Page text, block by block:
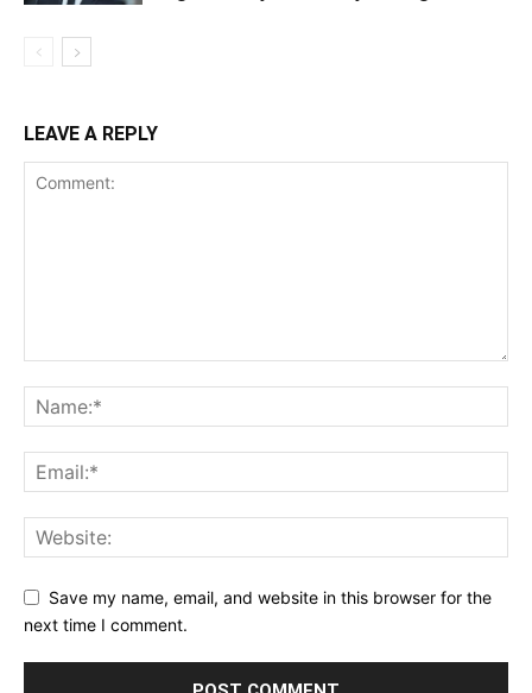
LEAVE A REPLY
Save my name, email, and website in this browser for the
next time I comment.